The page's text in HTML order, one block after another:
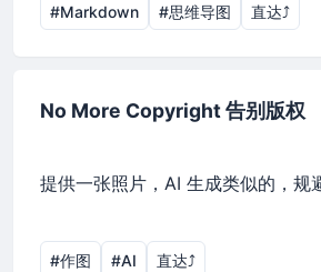
#Markdown #思维导图 直达⤴︎
No More Copyright 告别版权
提供一张照片，AI 生成类似的，规
#作图 #AI 直达⤴︎